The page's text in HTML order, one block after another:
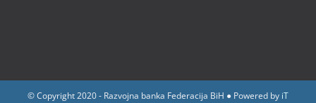
© Copyright 2020 - Razvojna banka Federacija BiH ● Powered by iT